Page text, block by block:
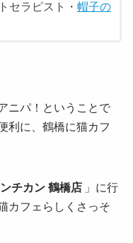
セラピスト・ 帽子の
ニパ！ということで
利に、鶴橋に猫カフ
チカン 鶴橋店 」に行
カフェらしくさっそ